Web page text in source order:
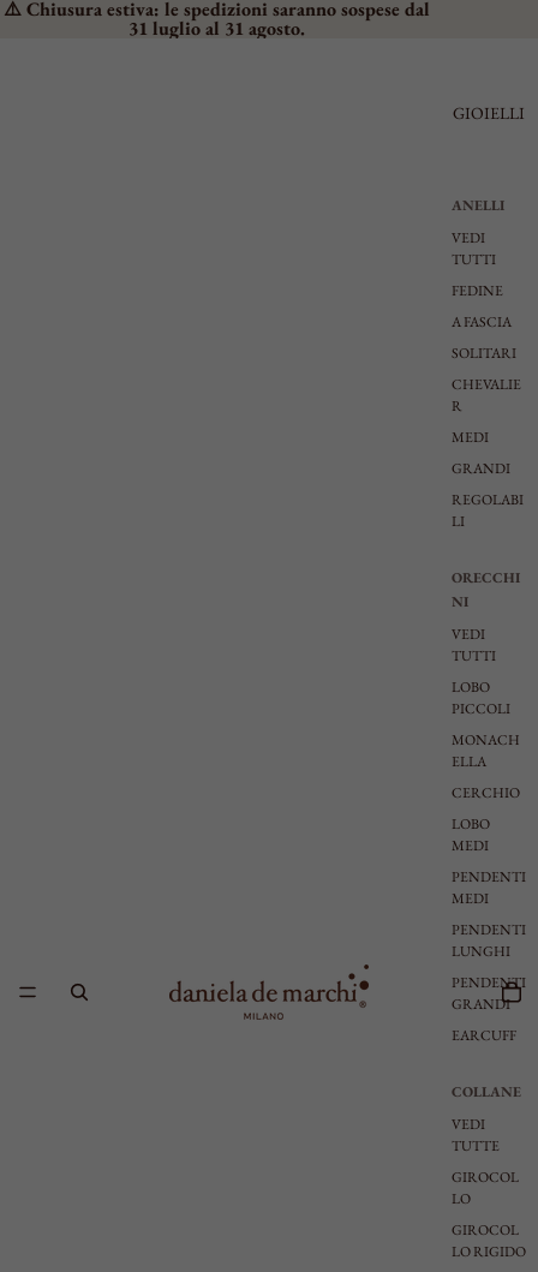
⚠️ Chiusura estiva: le spedizioni saranno sospese dal
31 luglio al 31 agosto.
GIOIELLI
ANELLI
VEDI
TUTTI
FEDINE
A FASCIA
SOLITARI
CHEVALIE
R
MEDI
GRANDI
REGOLABI
LI
ORECCHI
NI
VEDI
TUTTI
LOBO
PICCOLI
MONACH
ELLA
CERCHIO
LOBO
MEDI
PENDENTI
MEDI
PENDENTI
LUNGHI
PENDENTI
GRANDI
EARCUFF
COLLANE
VEDI
TUTTE
GIROCOL
LO
GIROCOL
LO RIGIDO